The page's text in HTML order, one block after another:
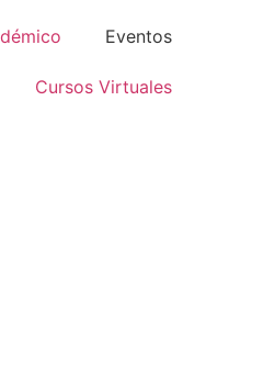
Eventos
Cursos Virtuales